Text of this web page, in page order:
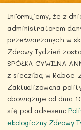
Copyright ©
Informujemy, że z
administratorem
przetwarzanych w
Zdrowy Tydzień
SPÓŁKA CYWILNA
z siedzibą w Rabce-
Zaktualizowana
obowiązuje od dnia
się pod adresem:
ekologiczny Zdrowy